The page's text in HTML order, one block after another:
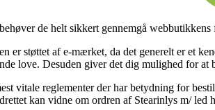
de helt sikkert gennemgå
er støttet af e-mærket, da det generelt er et
love. Desuden giver det dig mulighed for
vitale reglementer der har betydning for
kan vidne om ordren af Stearinlys m/